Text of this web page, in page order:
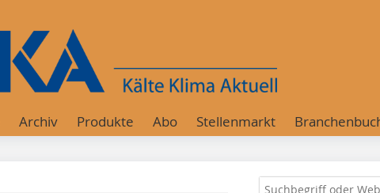
Archiv Produkte Abo Stellenmarkt